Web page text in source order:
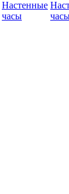
Настенные
часы